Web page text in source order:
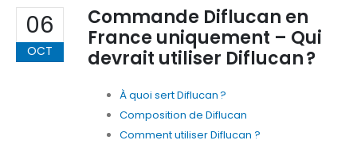
06
OCT
Commande Diflucan en
France uniquement – Qui
devrait utiliser Diflucan ?
À quoi sert Diflucan ?
Composition de Diflucan
Comment utiliser Diflucan ?